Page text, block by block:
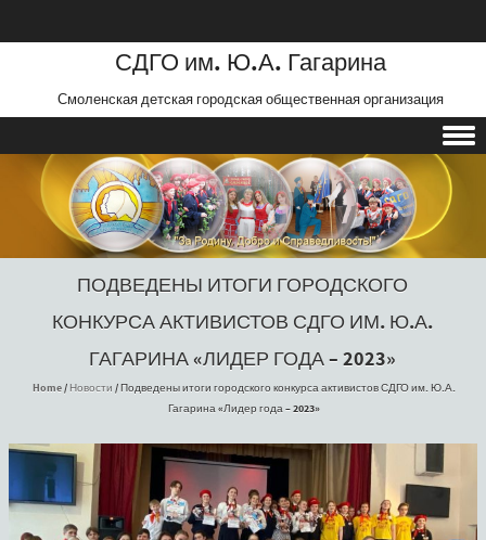
СДГО им. Ю.А. Гагарина
Смоленская детская городская общественная организация
Skip to content
ПОДВЕДЕНЫ ИТОГИ ГОРОДСКОГО
КОНКУРСА АКТИВИСТОВ СДГО ИМ. Ю.А.
ГАГАРИНА «ЛИДЕР ГОДА – 2023»
Home/Новости /Подведены итоги городского конкурса активистов СДГО им. Ю.А.
Гагарина «Лидер года – 2023»